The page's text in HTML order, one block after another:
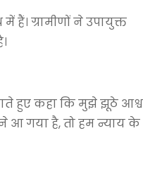
हैं। ग्रामीणों ने उपायुक्त
हुए कहा कि मुझे झूठे
आ गया है, तो हम न्याय के